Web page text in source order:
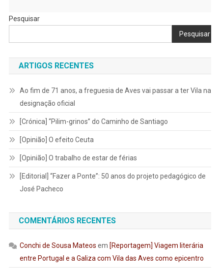
Pesquisar
Pesquisar
ARTIGOS RECENTES
Ao fim de 71 anos, a freguesia de Aves vai passar a ter Vila na
designação oficial
[Crónica] “Pilim-grinos” do Caminho de Santiago
[Opinião] O efeito Ceuta
[Opinião] O trabalho de estar de férias
[Editorial] “Fazer a Ponte”: 50 anos do projeto pedagógico de
José Pacheco
COMENTÁRIOS RECENTES
Conchi de Sousa Mateos em [Reportagem] Viagem literária
entre Portugal e a Galiza com Vila das Aves como epicentro